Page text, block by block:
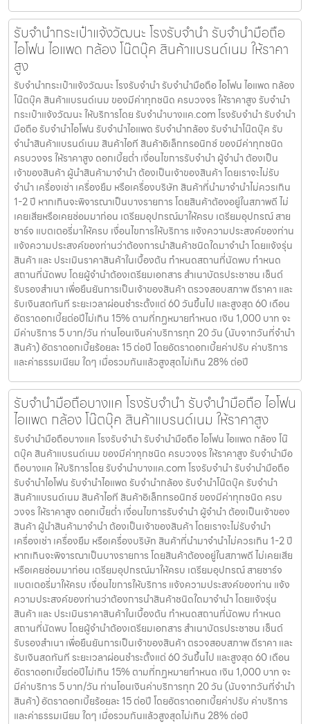
รับจำนำกระเป๋าแจ้งวัฒนะ โรงรับจำนำ รับจำนำมือถือ
ไอโฟน ไอแพด กล้อง โน๊ตบุ๊ค สินค้าแบรนด์เนม ให้ราคา
สูง
รับจำนำกระเป๋าแจ้งวัฒนะ โรงรับจำนำ รับจำนำมือถือ ไอโฟน ไอแพด กล้อง
โน๊ตบุ๊ค สินค้าแบรนด์เนม ของมีค่าทุกชนิด ครบวงจร ให้ราคาสูง รับจำนำ
กระเป๋าแจ้งวัฒนะ ให้บริการโดย รับจํานําบางแค.com โรงรับจำนำ รับจำนำ
มือถือ รับจำนำไอโฟน รับจำนำไอแพด รับจำนำกล้อง รับจำนำโน๊ตบุ๊ค รับ
จำนำสินค้าแบรนด์เนม สินค้าไอที สินค้าอิเล็กทรอนิกซ์ ของมีค่าทุกชนิด
ครบวงจร ให้ราคาสูง ดอกเบี้ยต่ำ เงื่อนไขการรับจำนำ ผู้จำนำ ต้องเป็น
เจ้าของสินค้า ผู้นำสินค้ามาจำนำ ต้องเป็นเจ้าของสินค้า โดยเราจะไม่รับ
จำนำ เครื่องเช่า เครื่องยืม หรือเครื่องบริษัท สินค้าที่นำมาจำนำไม่ควรเกิน
1-2 ปี หากเกินจะพิจารณาเป็นบางรายการ โดยสินค้าต้องอยู่ในสภาพดี ไม่
เคยเสียหรือเคยซ่อมมาก่อน เตรียมอุปกรณ์มาให้ครบ เตรียมอุปกรณ์ สาย
ชาร์จ แบตเตอรี่มาให้ครบ เงื่อนไขการให้บริการ แจ้งความประสงค์ของท่าน
แจ้งความประสงค์ของท่านว่าต้องการนำสินค้าชนิดใดมาจำนำ โดยแจ้งรุ่น
สินค้า และ ประเมินราคาสินค้าในเบื้องต้น กำหนดสถานที่นัดพบ กำหนด
สถานที่นัดพบ โดยผู้จำนำต้องเตรียมเอกสาร สำเนาบัตรประชาชน เซ็นต์
รับรองสำเนา เพื่อยืนยันการเป็นเจ้าของสินค้า ตรวจสอบสภาพ ตีราคา และ
รับเงินสดทันที ระยะเวลาผ่อนชำระตั้งแต่ 60 วันขึ้นไป และสูงสุด 60 เดือน
อัตราดอกเบี้ยต่อปีไม่เกิน 15% ตามที่กฏหมายกำหนด เงิน 1,000 บาท จะ
มีค่าบริการ 5 บาท/วัน ท่านโอนเงินค่าบริการทุก 20 วัน (นับจากวันที่จำนำ
สินค้า) อัตราดอกเบี้ยร้อยละ 15 ต่อปี โดยอัตราดอกเบี้ยค่าปรับ ค่าบริการ
และค่าธรรมเนียม ใดๆ เมื่อรวมกันแล้วสูงสุดไม่เกิน 28% ต่อปี
รับจำนำมือถือบางแค โรงรับจำนำ รับจำนำมือถือ ไอโฟน
ไอแพด กล้อง โน๊ตบุ๊ค สินค้าแบรนด์เนม ให้ราคาสูง
รับจำนำมือถือบางแค โรงรับจำนำ รับจำนำมือถือ ไอโฟน ไอแพด กล้อง โน๊
ตบุ๊ค สินค้าแบรนด์เนม ของมีค่าทุกชนิด ครบวงจร ให้ราคาสูง รับจำนำมือ
ถือบางแค ให้บริการโดย รับจํานําบางแค.com โรงรับจำนำ รับจำนำมือถือ
รับจำนำไอโฟน รับจำนำไอแพด รับจำนำกล้อง รับจำนำโน๊ตบุ๊ค รับจำนำ
สินค้าแบรนด์เนม สินค้าไอที สินค้าอิเล็กทรอนิกซ์ ของมีค่าทุกชนิด ครบ
วงจร ให้ราคาสูง ดอกเบี้ยต่ำ เงื่อนไขการรับจำนำ ผู้จำนำ ต้องเป็นเจ้าของ
สินค้า ผู้นำสินค้ามาจำนำ ต้องเป็นเจ้าของสินค้า โดยเราจะไม่รับจำนำ
เครื่องเช่า เครื่องยืม หรือเครื่องบริษัท สินค้าที่นำมาจำนำไม่ควรเกิน 1-2 ปี
หากเกินจะพิจารณาเป็นบางรายการ โดยสินค้าต้องอยู่ในสภาพดี ไม่เคยเสีย
หรือเคยซ่อมมาก่อน เตรียมอุปกรณ์มาให้ครบ เตรียมอุปกรณ์ สายชาร์จ
แบตเตอรี่มาให้ครบ เงื่อนไขการให้บริการ แจ้งความประสงค์ของท่าน แจ้ง
ความประสงค์ของท่านว่าต้องการนำสินค้าชนิดใดมาจำนำ โดยแจ้งรุ่น
สินค้า และ ประเมินราคาสินค้าในเบื้องต้น กำหนดสถานที่นัดพบ กำหนด
สถานที่นัดพบ โดยผู้จำนำต้องเตรียมเอกสาร สำเนาบัตรประชาชน เซ็นต์
รับรองสำเนา เพื่อยืนยันการเป็นเจ้าของสินค้า ตรวจสอบสภาพ ตีราคา และ
รับเงินสดทันที ระยะเวลาผ่อนชำระตั้งแต่ 60 วันขึ้นไป และสูงสุด 60 เดือน
อัตราดอกเบี้ยต่อปีไม่เกิน 15% ตามที่กฏหมายกำหนด เงิน 1,000 บาท จะ
มีค่าบริการ 5 บาท/วัน ท่านโอนเงินค่าบริการทุก 20 วัน (นับจากวันที่จำนำ
สินค้า) อัตราดอกเบี้ยร้อยละ 15 ต่อปี โดยอัตราดอกเบี้ยค่าปรับ ค่าบริการ
และค่าธรรมเนียม ใดๆ เมื่อรวมกันแล้วสูงสุดไม่เกิน 28% ต่อปี